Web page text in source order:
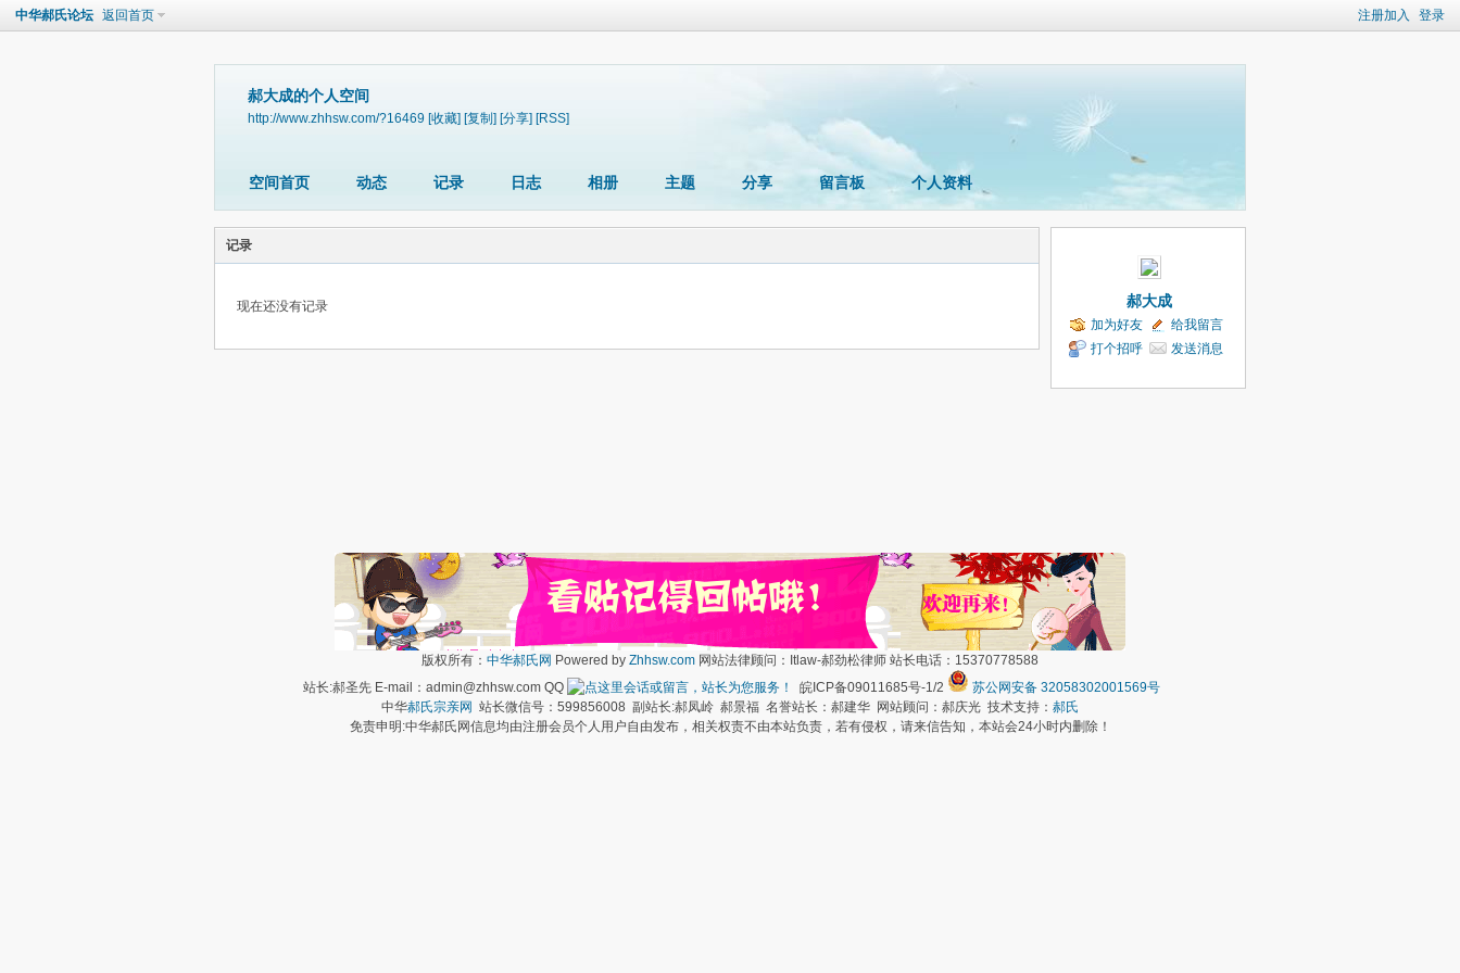
注册加入 登录
中华郝氏论坛 返回首页
郝大成的个人空间
http://www.zhhsw.com/?16469 [收藏] [复制] [分享] [RSS]
空间首页 动态 记录 日志 相册 主题 分享 留言板 个人资料
记录
现在还没有记录 郝大成
加为好友
给我留言
打个招呼
发送消息
版权所有： 中华郝氏网 Powered by Zhhsw.com 网站法律顾问：Itlaw-郝劲松律师 站长电话：15370778588
站长:郝圣先 E-mail：admin@zhhsw.com QQ
皖ICP备09011685号-1/2
苏公网安备 32058302001569号
中华郝氏宗亲网 站长微信号：599856008 副站长:郝凤岭 郝景福 名誉站长：郝建华 网站顾问：郝庆光 技术支持： 郝氏
免责申明:中华郝氏网信息均由注册会员个人用户自由发布，相关权责不由本站负责，若有侵权，请来信告知，本站会24小时内删除！